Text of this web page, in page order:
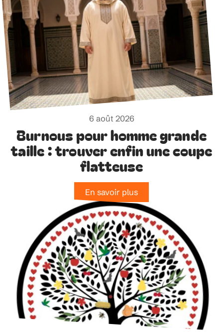
6 août 2026
Burnous pour homme grande
taille : trouver enfin une coupe
flatteuse
En savoir plus